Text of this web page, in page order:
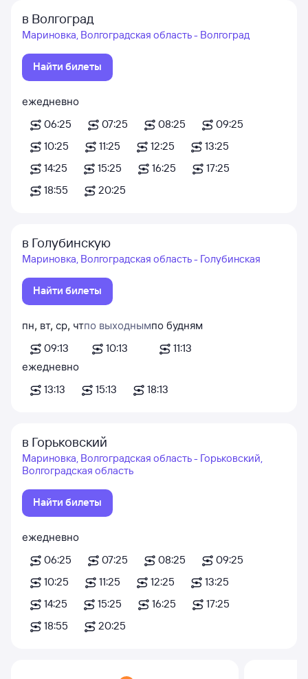
в Волгоград
Мариновка, Волгоградская область - Волгоград
Найти билеты
ежедневно
06:25
07:25 08:25
09:25
10:25
11:25 12:25
13:25
14:25
15:25 16:25
17:25
18:55
20:25
в Голубинскую
Мариновка, Волгоградская область - Голубинская
Найти билеты
пн, вт, ср, чт
09:13
по выходным
10:13
по будням
11:13
ежедневно
13:13
15:13 18:13
в Горьковский
Мариновка, Волгоградская область - Горьковский,
Волгоградская область
Найти билеты
ежедневно
06:25
07:25 08:25
09:25
10:25
11:25 12:25
13:25
14:25
15:25 16:25
17:25
18:55
20:25